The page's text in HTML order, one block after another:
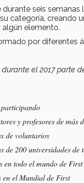
seis
categoría, creando
algún elemento.
por diferentes
el 2017 parte
y profesores de más
de voluntarios
de 200 universidades de
en todo el mundo de First
el Mundial de First